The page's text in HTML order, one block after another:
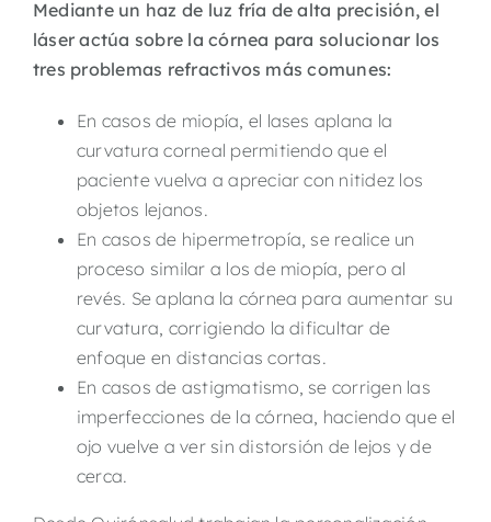
Mediante un haz de luz fría de alta precisión, el
láser actúa sobre la córnea para solucionar los
tres problemas refractivos más comunes:
En casos de miopía, el lases aplana la
curvatura corneal permitiendo que el
paciente vuelva a apreciar con nitidez los
objetos lejanos.
En casos de hipermetropía, se realice un
proceso similar a los de miopía, pero al
revés. Se aplana la córnea para aumentar su
curvatura, corrigiendo la dificultar de
enfoque en distancias cortas.
En casos de astigmatismo, se corrigen las
imperfecciones de la córnea, haciendo que el
ojo vuelve a ver sin distorsión de lejos y de
cerca.